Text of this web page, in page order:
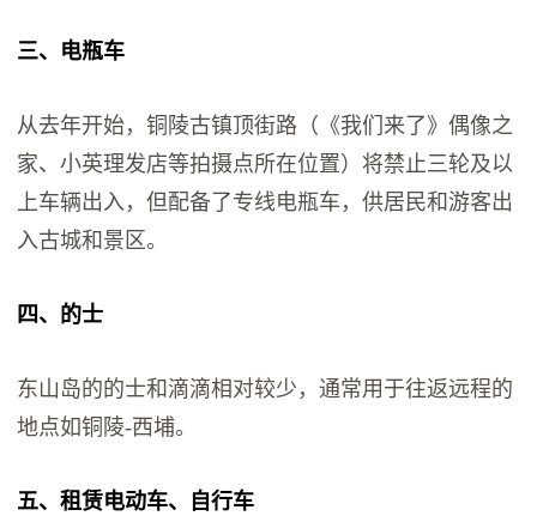
三、电瓶车
从去年开始，铜陵古镇顶街路（《我们来了》偶像之
家、小英理发店等拍摄点所在位置）将禁止三轮及以
上车辆出入，但配备了专线电瓶车，供居民和游客出
入古城和景区。
四、的士
东山岛的的士和滴滴相对较少，通常用于往返远程的
地点如铜陵-西埔。
五、租赁电动车、自行车